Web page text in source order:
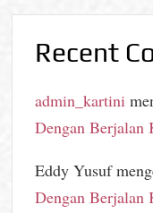
Recent
admin_kartini
Dengan Berjalan
Eddy Yusuf
Dengan Berjalan